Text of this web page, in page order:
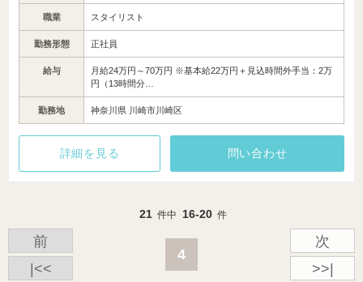
職業 スタイリスト
勤務形態 正社員
給与
月給24万円～70万円 ※基本給22万円＋見込時間外手当：2万
円（13時間分…
勤務地 神奈川県 川崎市川崎区
詳細を見る 問い合わせ
21 件中 16-20 件
|<<
前
4
次
>>|